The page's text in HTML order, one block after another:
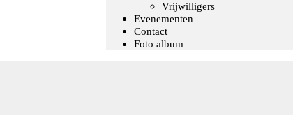
Vrijwilligers
Evenementen
Contact
Foto album